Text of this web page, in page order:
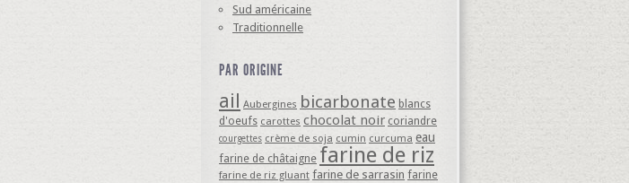
Sud américaine
Traditionnelle
PAR ORIGINE
ail Aubergines bicarbonate blancs
d'oeufs carottes chocolat noir coriandre
courgettes crème de soja cumin curcuma eau
farine de châtaigne farine de riz
farine de riz gluant farine de sarrasin farine